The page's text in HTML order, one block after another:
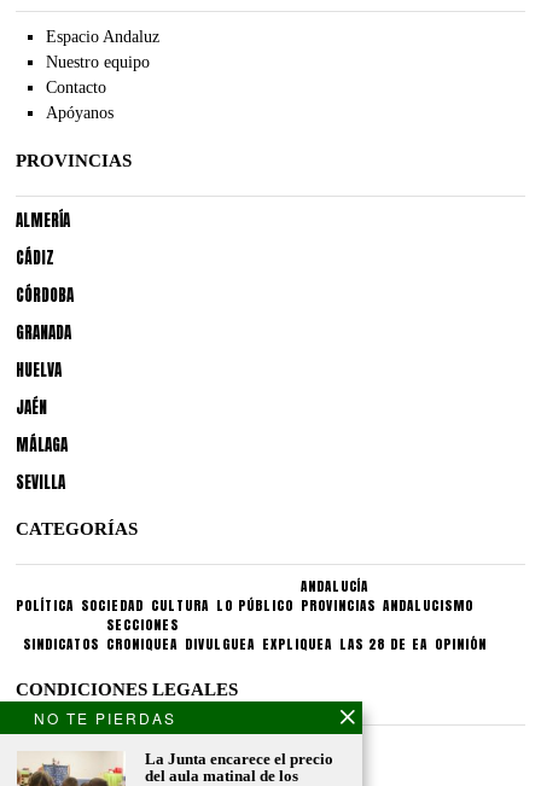
Espacio Andaluz
Nuestro equipo
Contacto
Apóyanos
PROVINCIAS
ALMERÍA
CÁDIZ
CÓRDOBA
GRANADA
HUELVA
JAÉN
MÁLAGA
SEVILLA
CATEGORÍAS
POLÍTICA SOCIEDAD CULTURA LO PÚBLICO
ANDALUCÍA
PROVINCIAS ANDALUCISMO
SINDICATOS
SECCIONES
CRONIQUEA DIVULGUEA EXPLIQUEA LAS 28 DE EA OPINIÓN
CONDICIONES LEGALES
Aviso legal
Politica de privacidad
NO TE PIERDAS
La Junta encarece el precio
del aula matinal de los